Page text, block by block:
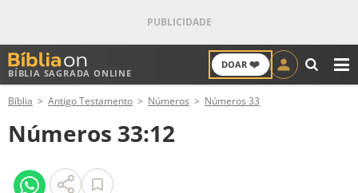
BÍBLIA SAGRADA ONLINE
DOAR ❤️
ANTIGO TESTAMENTO
NOVO TESTAMENTO
VERSÍCULOS
Bíblia Antigo Testamento Números Números 33
Números 33:12